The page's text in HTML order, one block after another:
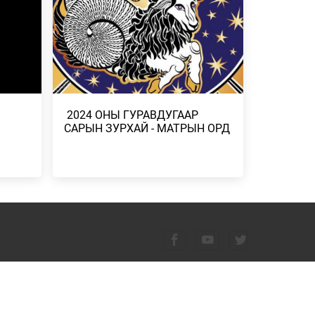
САРЫН 2-НЫ НИС…
2026/08/02
​ 2024 ОНЫ ГУРАВДУГААР
САРЫН ЗУРХАЙ - МАТРЫН ОРД